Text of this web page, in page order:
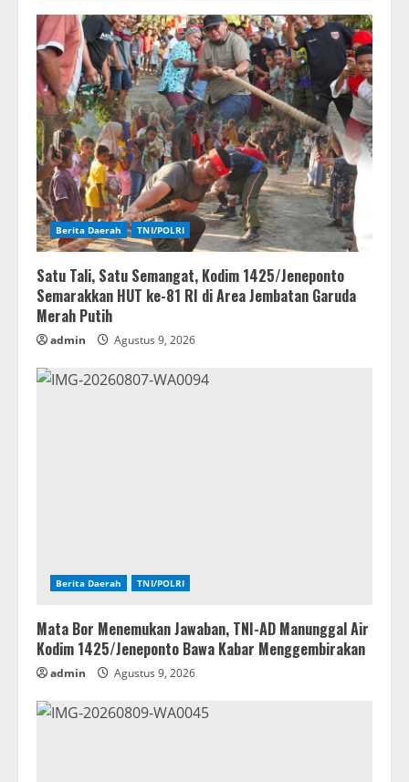
Berita Daerah TNI/POLRI
Satu Tali, Satu Semangat, Kodim 1425/Jeneponto
Semarakkan HUT ke-81 RI di Area Jembatan Garuda
Merah Putih
admin Agustus 9, 2026
Berita Daerah TNI/POLRI
Mata Bor Menemukan Jawaban, TNI-AD Manunggal Air
Kodim 1425/Jeneponto Bawa Kabar Menggembirakan
admin Agustus 9, 2026